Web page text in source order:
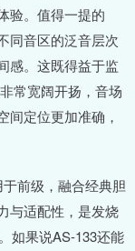
验。值得一提的
同音区的泛音层次
感。这既得益于监
常宽阔开扬，音场
间定位更加准确，
前级，融合经典胆
与适配性，是发烧
如果说AS-133还能